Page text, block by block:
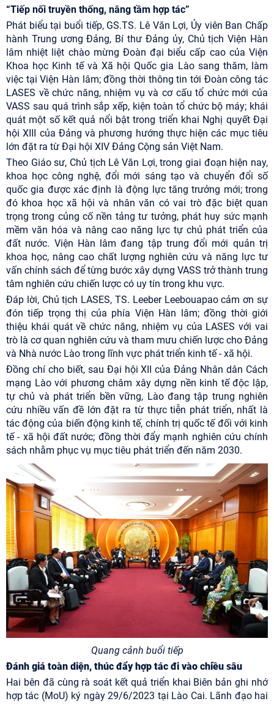
“Tiếp nối truyền thống, nâng tầm hợp tác”
Phát biểu tại buổi tiếp, GS.TS. Lê Văn Lợi, Ủy viên Ban Chấp
hành Trung ương Đảng, Bí thư Đảng ủy, Chủ tịch Viện Hàn
lâm nhiệt liệt chào mừng Đoàn đại biểu cấp cao của Viện
Khoa học Kinh tế và Xã hội Quốc gia Lào sang thăm, làm
việc tại Viện Hàn lâm; đồng thời thông tin tới Đoàn công tác
LASES về chức năng, nhiệm vụ và cơ cấu tổ chức mới của
VASS sau quá trình sắp xếp, kiện toàn tổ chức bộ máy; khái
quát một số kết quả nổi bật trong triển khai Nghị quyết Đại
hội XIII của Đảng và phương hướng thực hiện các mục tiêu
lớn đặt ra từ Đại hội XIV Đảng Cộng sản Việt Nam.
Theo Giáo sư, Chủ tịch Lê Văn Lợi, trong giai đoạn hiện nay,
khoa học công nghệ, đổi mới sáng tạo và chuyển đổi số
quốc gia được xác định là động lực tăng trưởng mới; trong
đó khoa học xã hội và nhân văn có vai trò đặc biệt quan
trọng trong củng cố nền tảng tư tưởng, phát huy sức mạnh
mềm văn hóa và nâng cao năng lực tự chủ phát triển của
đất nước. Viện Hàn lâm đang tập trung đổi mới quản trị
khoa học, nâng cao chất lượng nghiên cứu và năng lực tư
vấn chính sách để từng bước xây dựng VASS trở thành trung
tâm nghiên cứu chiến lược có uy tín trong khu vực.
Đáp lời, Chủ tịch LASES, TS. Leeber Leebouapao cảm ơn sự
đón tiếp trọng thị của phía Viện Hàn lâm; đồng thời giới
thiệu khái quát về chức năng, nhiệm vụ của LASES với vai
trò là cơ quan nghiên cứu và tham mưu chiến lược cho Đảng
và Nhà nước Lào trong lĩnh vực phát triển kinh tế - xã hội.
Đồng chí cho biết, sau Đại hội XII của Đảng Nhân dân Cách
mạng Lào với phương châm xây dựng nền kinh tế độc lập,
tự chủ và phát triển bền vững, Lào đang tập trung nghiên
cứu nhiều vấn đề lớn đặt ra từ thực tiễn phát triển, nhất là
tác động của biến động kinh tế, chính trị quốc tế đối với kinh
tế - xã hội đất nước; đồng thời đẩy mạnh nghiên cứu chính
sách nhằm phục vụ mục tiêu phát triển đến năm 2030.
Quang cảnh buổi tiếp
Đánh giá toàn diện, thúc đẩy hợp tác đi vào chiều sâu
Hai bên đã cùng rà soát kết quả triển khai Biên bản ghi nhớ
hợp tác (MoU) ký ngày 29/6/2023 tại Lào Cai. Lãnh đạo hai